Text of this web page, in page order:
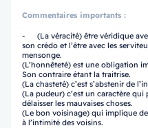
Commentaires importants :
- (La véracité) être véridique
son crédo et l’être avec les
mensonge.
(L’honnêteté) est une obligation
Son contraire étant la traitrise.
(La chasteté) c’est s’abstenir de
(La pudeur) c’est un caractère
délaisser les mauvaises choses.
(Le bon voisinage) qui implique
à l’intimité des voisins.